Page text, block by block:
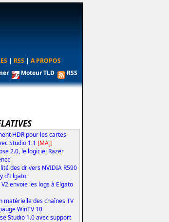
| RSS | A PROPOS
Moteur TLD RSS
HDR pour les cartes
Studio 1.1 [MAJ]
2.0, le logiciel Razer
des drivers NVIDIA R590
d'Elgato
envoie les logs à Elgato
matérielle des chaînes TV
WinTV 10
Studio 1.0 avec support